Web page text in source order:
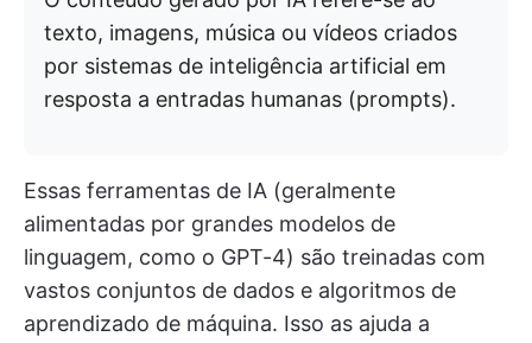
texto, imagens, música ou vídeos criados
por sistemas de inteligência artificial em
resposta a entradas humanas (prompts).
Essas ferramentas de IA (geralmente
alimentadas por grandes modelos de
linguagem, como o GPT-4) são treinadas com
vastos conjuntos de dados e algoritmos de
aprendizado de máquina. Isso as ajuda a